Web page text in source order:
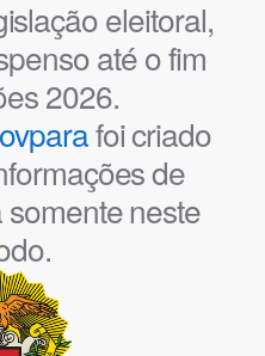
eleitoral,
até o fim
2026.
foi criado
de
neste